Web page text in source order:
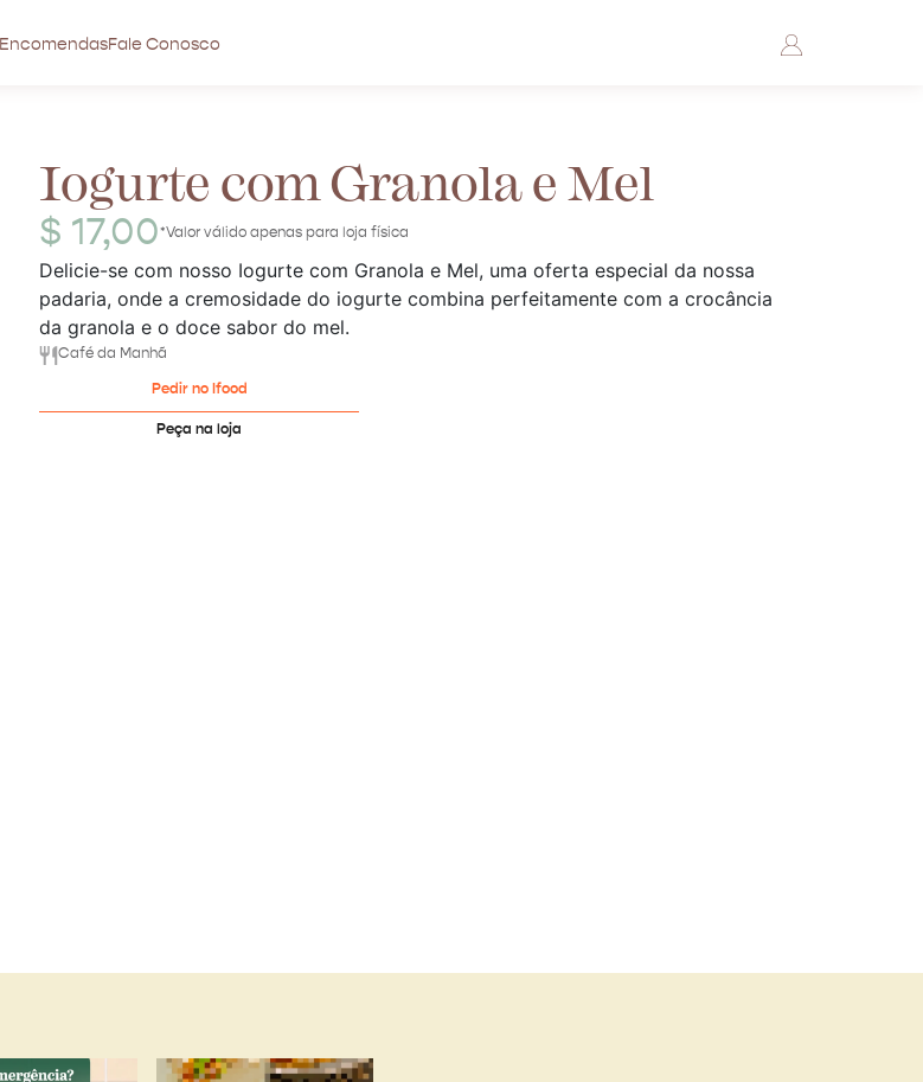
EncomendasFale Conosco
Iogurte com Granola e Mel
$ 17,00*Valor válido apenas para loja física
Delicie-se com nosso Iogurte com Granola e Mel, uma oferta especial da nossa
padaria, onde a cremosidade do iogurte combina perfeitamente com a crocância
da granola e o doce sabor do mel.
Café da Manhã
Pedir no Ifood
Peça na loja